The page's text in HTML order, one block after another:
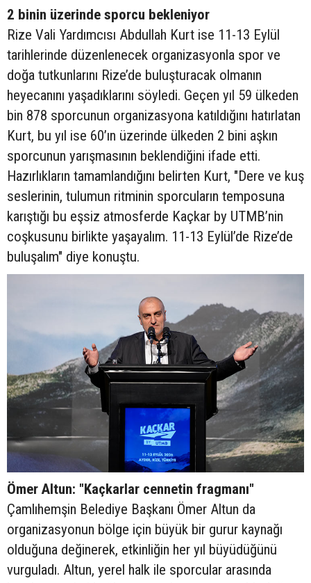
2 binin üzerinde sporcu bekleniyor
Rize Vali Yardımcısı Abdullah Kurt ise 11-13 Eylül
tarihlerinde düzenlenecek organizasyonla spor ve
doğa tutkunlarını Rize’de buluşturacak olmanın
heyecanını yaşadıklarını söyledi. Geçen yıl 59 ülkeden
bin 878 sporcunun organizasyona katıldığını hatırlatan
Kurt, bu yıl ise 60’ın üzerinde ülkeden 2 bini aşkın
sporcunun yarışmasının beklendiğini ifade etti.
Hazırlıkların tamamlandığını belirten Kurt, "Dere ve kuş
seslerinin, tulumun ritminin sporcuların temposuna
karıştığı bu eşsiz atmosferde Kaçkar by UTMB’nin
coşkusunu birlikte yaşayalım. 11-13 Eylül’de Rize’de
buluşalım" diye konuştu.
Ömer Altun: "Kaçkarlar cennetin fragmanı"
Çamlıhemşin Belediye Başkanı Ömer Altun da
organizasyonun bölge için büyük bir gurur kaynağı
olduğuna değinerek, etkinliğin her yıl büyüdüğünü
vurguladı. Altun, yerel halk ile sporcular arasında